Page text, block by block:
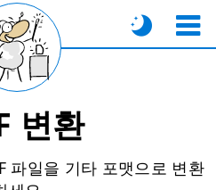
변환
파일을 기타 포맷으로 변환